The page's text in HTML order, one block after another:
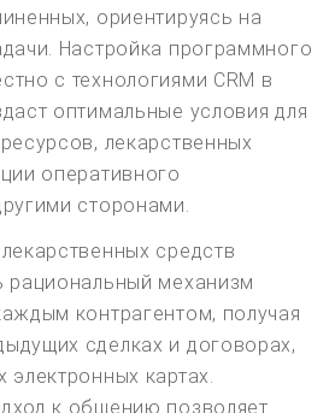
ориентируясь на
Настройка программного
с технологиями CRM в
оптимальные условия для
лекарственных
оперативного
сторонами.
средств
рациональный механизм
контрагентом, получая
сделках и договорах,
картах.
к общению позволяет